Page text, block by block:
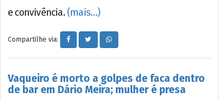
e convivência. (mais…)
Compartilhe via:
Vaqueiro é morto a golpes de faca dentro
de bar em Dário Meira; mulher é presa